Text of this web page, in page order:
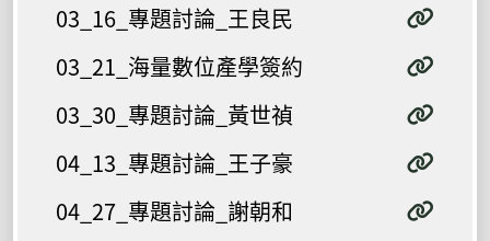
03_16_專題討論_王良民
03_21_海量數位產學簽約
03_30_專題討論_黃世禎
04_13_專題討論_王子豪
04_27_專題討論_謝朝和